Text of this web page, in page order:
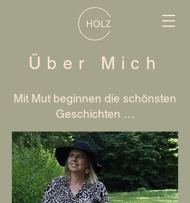
Über Mich
Mit Mut beginnen die schönsten
Geschichten …